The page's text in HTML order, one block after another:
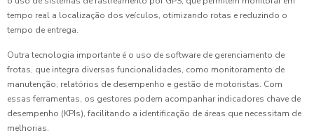
tempo real a localização dos veículos, otimizando rotas e reduzindo o
tempo de entrega.
Outra tecnologia importante é o uso de software de gerenciamento de
frotas, que integra diversas funcionalidades, como monitoramento de
manutenção, relatórios de desempenho e gestão de motoristas. Com
essas ferramentas, os gestores podem acompanhar indicadores chave de
desempenho (KPIs), facilitando a identificação de áreas que necessitam de
melhorias.